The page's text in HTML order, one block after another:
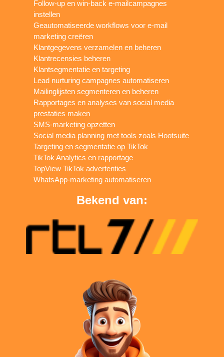
Follow-up en win-back e-mailcampagnes
instellen
Geautomatiseerde workflows voor e-mail
marketing creëren
Klantgegevens verzamelen en beheren
Klantrecensies beheren
Klantsegmentatie en targeting
Lead nurturing campagnes automatiseren
Mailinglijsten segmenteren en beheren
Rapportages en analyses van social media
prestaties maken
SMS-marketing opzetten
Social media planning met tools zoals Hootsuite
Targeting en segmentatie op TikTok
TikTok Analytics en rapportage
TopView TikTok advertenties
WhatsApp-marketing automatiseren
Bekend van: